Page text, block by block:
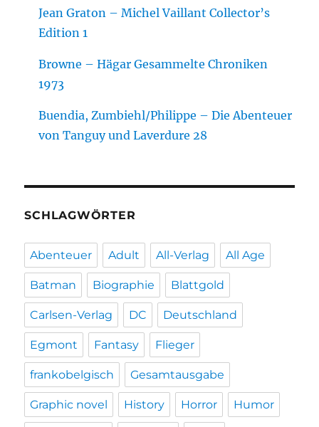
Jean Graton – Michel Vaillant Collector’s
Edition 1
Browne – Hägar Gesammelte Chroniken
1973
Buendia, Zumbiehl/Philippe – Die Abenteuer
von Tanguy und Laverdure 28
SCHLAGWÖRTER
Abenteuer Adult All-Verlag All Age
Batman Biographie Blattgold
Carlsen-Verlag DC Deutschland
Egmont Fantasy Flieger
frankobelgisch Gesamtausgabe
Graphic novel History Horror Humor